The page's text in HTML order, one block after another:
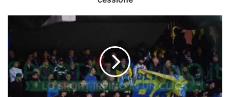
addio
sorpresa:
un
difensore
passa